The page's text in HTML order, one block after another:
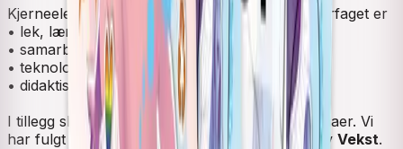
Kjerneelementene i barne- og ungdomsarbeiderfaget er
• lek, læring og utvikling
• samarbeid og relasjoner
• teknologi og lovverk
• didaktisk metodevalg
I tillegg skal elevene jobbe med tverrfaglige temaer. Vi
har fulgt disse hovedprinsippene i revisjonen av Vekst.